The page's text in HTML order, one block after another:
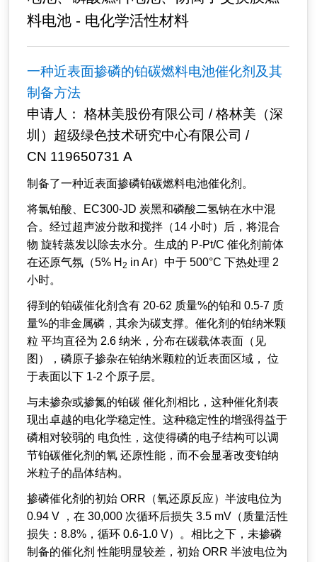
料电池 - 电化学活性材料
一种近表面掺磷的铂碳燃料电池催化剂及其
制备方法
申请人： 格林美股份有限公司 / 格林美（深
圳）超级绿色技术研究中心有限公司 /
CN 119650731 A
制备了一种近表面掺磷铂碳燃料电池催化剂。
将氯铂酸、EC300-JD 炭黑和磷酸二氢钠在水中混
合。经过超声波分散和搅拌（14 小时）后，将混合
物 旋转蒸发以除去水分。生成的 P-Pt/C 催化剂前体
在还原气氛（5% H 2 in Ar）中于 500°C 下热处理 2
小时。
得到的铂碳催化剂含有 20-62 质量%的铂和 0.5-7 质
量%的非金属磷，其余为碳支撑。催化剂的铂纳米颗
粒 平均直径为 2.6 纳米，分布在碳载体表面（见
图），磷原子掺杂在铂纳米颗粒的近表面区域， 位
于表面以下 1-2 个原子层。
与未掺杂或掺氮的铂碳 催化剂相比，这种催化剂表
现出卓越的电化学稳定性。这种稳定性的增强得益于
磷相对较弱的 电负性，这使得磷的电子结构可以调
节铂碳催化剂的氧 还原性能，而不会显著改变铂纳
米粒子的晶体结构。
掺磷催化剂的初始 ORR（氧还原反应）半波电位为
0.94 V ，在 30,000 次循环后损失 3.5 mV（质量活性
损失：8.8%，循环 0.6-1.0 V）。相比之下，未掺磷
制备的催化剂 性能明显较差，初始 ORR 半波电位为